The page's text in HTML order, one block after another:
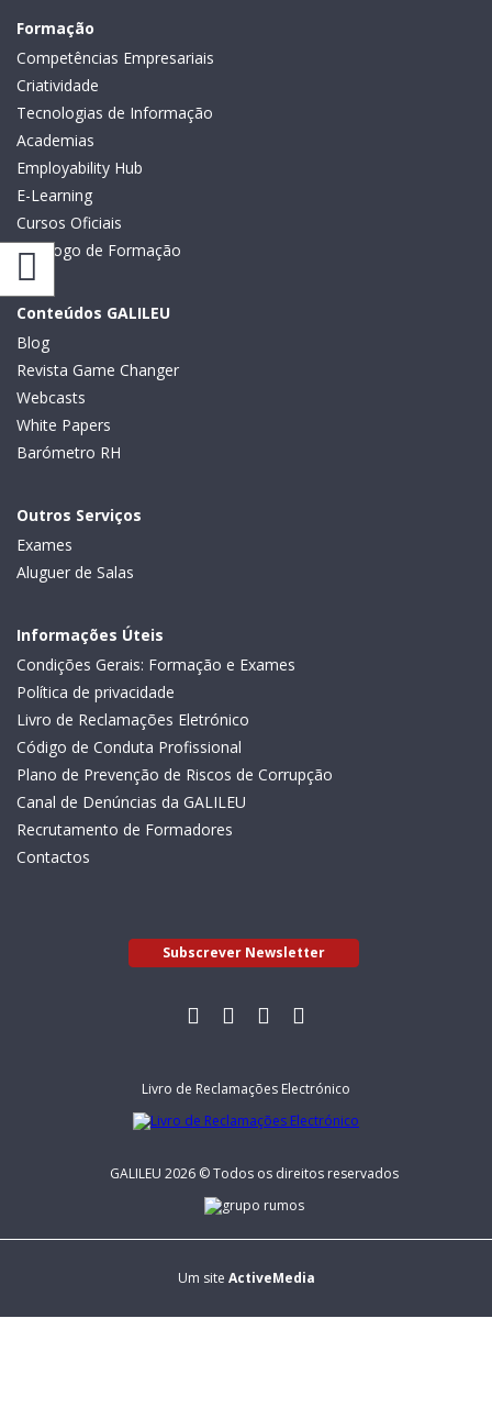
Formação
Competências Empresariais
Criatividade
Tecnologias de Informação
Academias
Employability Hub
E-Learning
Cursos Oficiais
Catálogo de Formação
Conteúdos GALILEU
Blog
Revista Game Changer
Webcasts
White Papers
Barómetro RH
Outros Serviços
Exames
Aluguer de Salas
Informações Úteis
Condições Gerais: Formação e Exames
Política de privacidade
Livro de Reclamações Eletrónico
Código de Conduta Profissional
Plano de Prevenção de Riscos de Corrupção
Canal de Denúncias da GALILEU
Recrutamento de Formadores
Contactos
Subscrever Newsletter
Livro de Reclamações Electrónico
GALILEU 2026 © Todos os direitos reservados
Um site ActiveMedia